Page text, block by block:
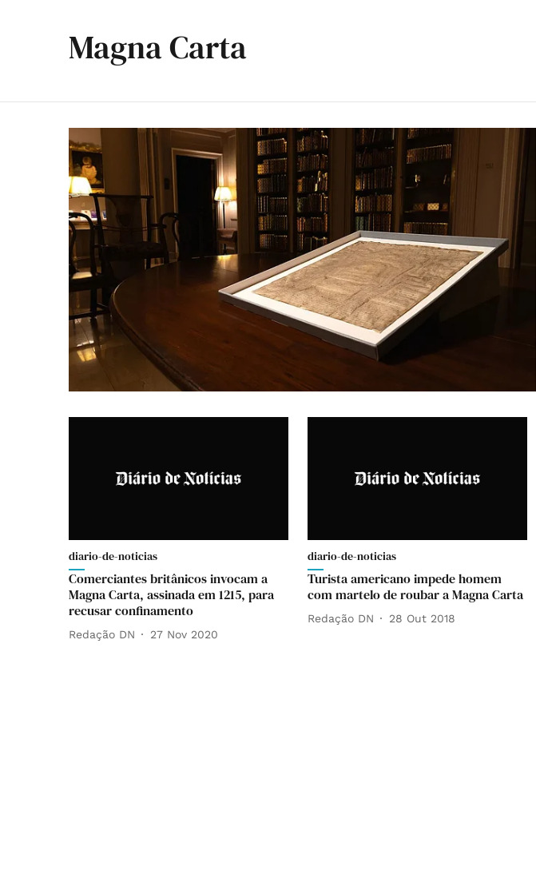
Magna Carta
diario-de-noticias
Comerciantes britânicos invocam a
Magna Carta, assinada em 1215, para
recusar confinamento
Redação DN 27 Nov 2020
diario-de-noticias
Turista americano impede homem
com martelo de roubar a Magna Carta
Redação DN 28 Out 2018